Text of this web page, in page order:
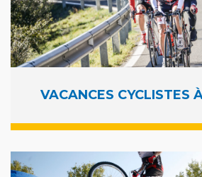
VACANCES CYCLISTES